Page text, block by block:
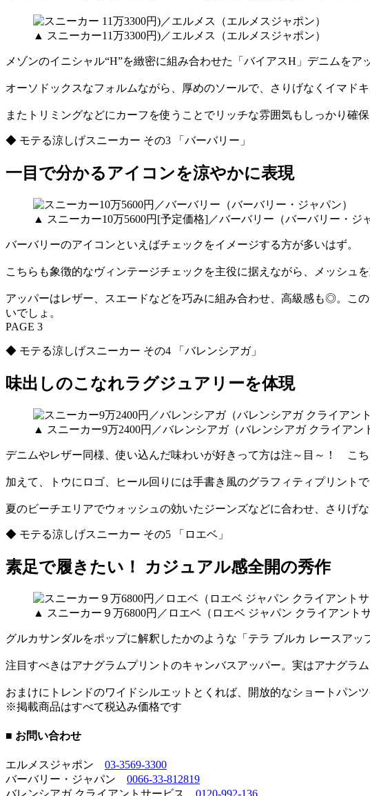
▲ スニーカー11万3300円)／エルメス（エルメスジャポン）
メゾンのイニシャル“H”を緻密に組み合わせた「バイアスH」デニムをア
オーソドックスなフォルムながら、厚めのソールで、さりげなくイマド
またトリミングなどにカーフを使うことでリッチな雰囲気もしっかり確
◆ モテる涼しげスニーカー その3 「バーバリー」
一目で分かるアイコンを涼やかに表現
▲ スニーカー10万5600円[予定価格]／バーバリー（バーバリー・ジ
バーバリーのアイコンといえばチェックをイメージする方が多いはず。
こちらも象徴的なヴィンテージチェックを主役に据えながら、メッシュ
アッパーはレザー、スエードなどを巧みに組み合わせ、高級感も◎。こ
いでしょ。
PAGE 3
◆ モテる涼しげスニーカー その4 「バレンシアガ」
味出しのこなれラグジュアリーを体現
▲ スニーカー9万2400円／バレンシアガ（バレンシアガ クライアン
デニムやレザー同様、使い込んだ味わいが好きって方は注～目～！ こ
加えて、トウにロゴ、ヒール回りには手書き風のグラフィティプリント
夏のビーチエリアでウォッシュの効いたジーンズなどに合わせ、さりげ
◆ モテる涼しげスニーカー その5 「ロエベ」
素足で履きたい！ カジュアル感全開の秀作
▲ スニーカー９万6800円／ロエベ（ロエベ ジャパン クライアント
グルカサンダルをポップに解釈したかのような「テラ ブルカ レースア
注目すべきはアナグラムプリントのキャンバスアッパー。実はアナグラ
おまけにトレンドのワイドシルエットとくれば、開放的なショートパン
※掲載商品はすべて税込み価格です
■ お問い合わせ
エルメスジャポン 03-3569-3300
バーバリー・ジャパン 0066-33-812819